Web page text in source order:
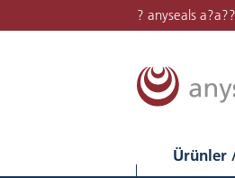
? anyseals
Ürünler